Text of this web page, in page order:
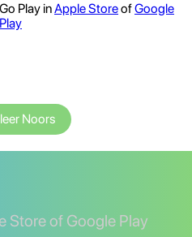
Play inApple StoreofGoogle
Play
Noors
Store of Google Play